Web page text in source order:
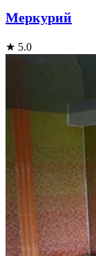
Меркурий
★ 5.0